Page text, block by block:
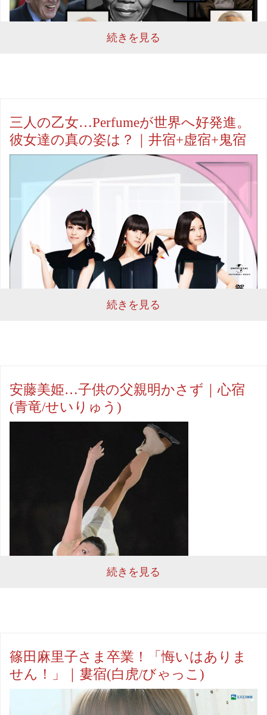
続きを見る
三人の乙女…Perfumeが世界へ好発進。
彼女達の真の姿は？｜井宿+虚宿+鬼宿
続きを見る
安藤美姫…子供の父親明かさず｜心宿
(青竜/せいりゅう)
続きを見る
篠田麻里子さま卒業！「悔いはありま
せん！」｜婁宿(白虎/びゃっこ)